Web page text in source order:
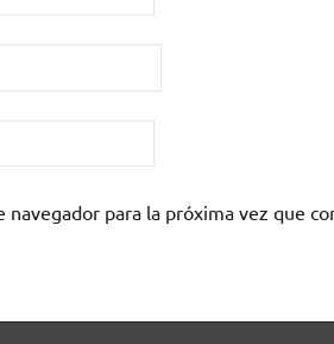
para la próxima vez que